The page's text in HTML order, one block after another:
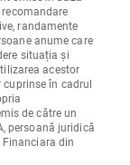
randamente
anume care
situația și
acestor
în cadrul
de către un
persoană juridică
din